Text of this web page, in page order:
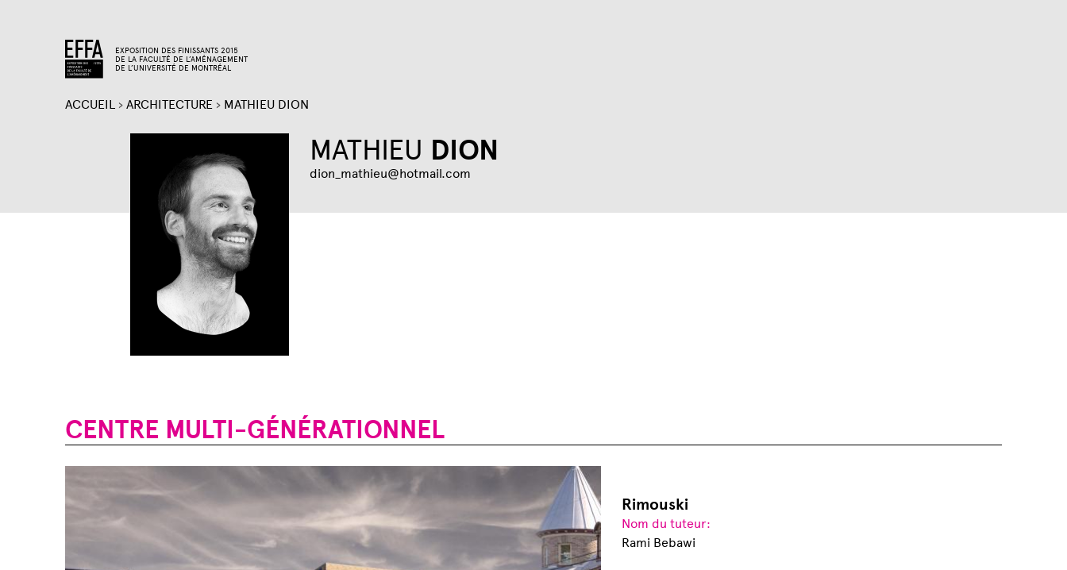
EXPOSITION DES FINISSANTS 2015
DE LA FACULTÉ DE L’AMÉNAGEMENT
DE L’UNIVERSITÉ DE MONTRÉAL
ICI
ACCUEIL ›ARCHITECTURE › MATHIEU DION
MATHIEU DION
dion_mathieu@hotmail.com
CENTRE MULTI-GÉNÉRATIONNEL
Rimouski
Nom du tuteur:
Rami Bebawi